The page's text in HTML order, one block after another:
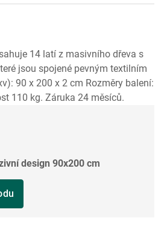
14 latí z masivního dřeva s
jsou spojené pevným textilním
90 x 200 x 2 cm Rozměry balení:
110 kg. Záruka 24 měsíců.
design 90x200 cm